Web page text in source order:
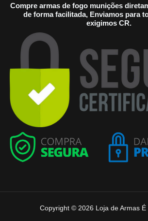
Compre armas de fogo munições
de forma facilitada, Enviamos para
exigimos CR.
Copyright © 2026 Loja de Armas É